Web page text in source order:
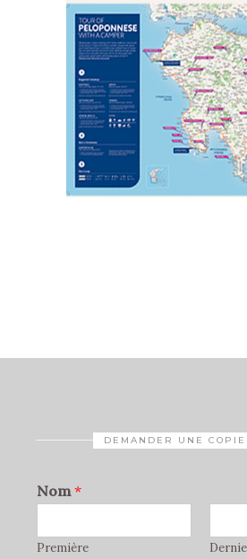
DEMANDER UNE
Nom*
Première